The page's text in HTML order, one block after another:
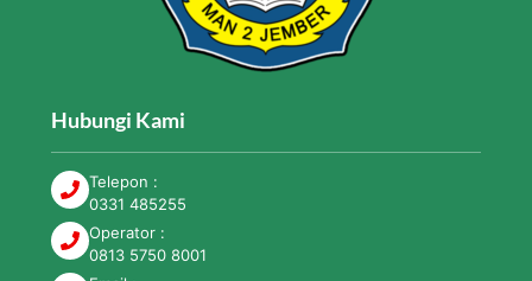
Hubungi Kami
Telepon :
0331 485255
Operator :
0813 5750 8001